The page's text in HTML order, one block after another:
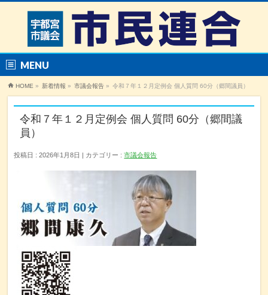
MENU
HOME » 新着情報 » 市議会報告 » 令和７年１２月定例会 個人質問 60分（郷間議員）
令和７年１２月定例会 個人質問 60分（郷間議
員）
投稿日 : 2026年1月8日 カテゴリー :市議会報告